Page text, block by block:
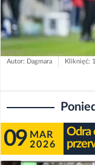
Autor: Dagmara Kliknięć:
09 MAR
2026
Odra